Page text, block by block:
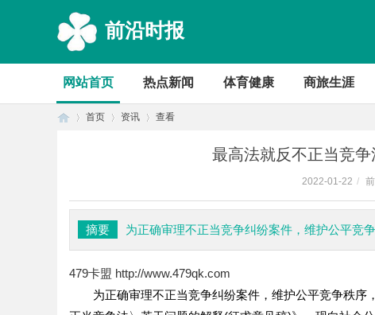
前沿时报
网站首页 热点新闻 体育健康 商旅生涯
首页 资讯 查看
最高法就反不正当竞
2022-01-22 /
摘要 为正确审理不正当竞争纠纷案件，维护公平竞
479卡盟 http://www.479qk.com
为正确审理不正当竞争纠纷案件，维护公平竞争秩序